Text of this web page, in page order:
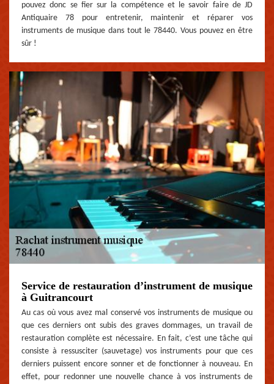
pouvez donc se fier sur la compétence et le savoir faire de JD
Antiquaire 78 pour entretenir, maintenir et réparer vos
instruments de musique dans tout le 78440. Vous pouvez en être
sûr !
Service de restauration d’instrument de musique
à Guitrancourt
Au cas où vous avez mal conservé vos instruments de musique ou
que ces derniers ont subis des graves dommages, un travail de
restauration complète est nécessaire. En fait, c’est une tâche qui
consiste à ressusciter (sauvetage) vos instruments pour que ces
derniers puissent encore sonner et de fonctionner à nouveau. En
effet, pour redonner une nouvelle chance à vos instruments de